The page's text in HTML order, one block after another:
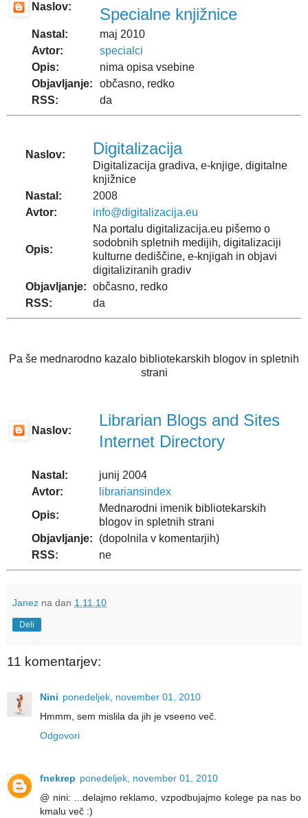
Naslov: Specialne knjižnice
Nastal:
maj 2010
Avtor:
specialci
Opis:
nima opisa vsebine
Objavljanje:
občasno, redko
RSS:
da
Naslov: Digitalizacija
Digitalizacija gradiva, e-knjige, digitalne
knjižnice
Nastal:
2008
Avtor:
info@digitalizacija.eu
Opis:
Na portalu digitalizacija.eu pišemo o
sodobnih spletnih medijih, digitalizaciji
kulturne dediščine, e-knjigah in objavi
digitaliziranih gradiv
Objavljanje: občasno, redko
RSS:
da
Pa še mednarodno kazalo bibliotekarskih blogov in spletnih
strani
Naslov:
Librarian Blogs and Sites
Internet Directory
Nastal:
junij 2004
Avtor:
librariansindex
Opis:
Mednarodni imenik bibliotekarskih
blogov in spletnih strani
Objavljanje:
(dopolnila v komentarjih)
RSS:
ne
Janez na dan 1.11.10
Deli
11 komentarjev:
Nini ponedeljek, november 01, 2010
Hmmm, sem mislila da jih je vseeno več.
Odgovori
fnekrep ponedeljek, november 01, 2010
@ nini: ...delajmo reklamo, vzpodbujajmo kolege pa nas bo
kmalu več :)